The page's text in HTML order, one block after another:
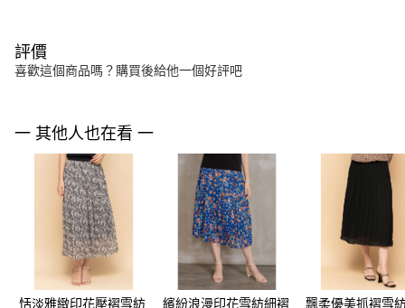
評價
喜歡這個商品嗎？購買後給他一個好評吧
一 其他人也在看 一
恬淡雅緻印花壓褶雪紡 繽紛浪漫印花雪紡細褶 飄柔優美抓褶雪